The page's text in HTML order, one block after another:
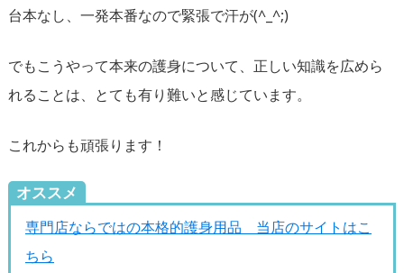
台本なし、一発本番なので緊張で汗が(^_^;)
でもこうやって本来の護身について、正しい知識を広めら
れることは、とても有り難いと感じています。
これからも頑張ります！
オススメ
専門店ならではの本格的護身用品 当店のサイトはこ
ちら